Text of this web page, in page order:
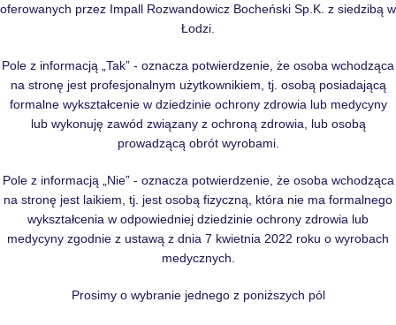
oferowanych przez Impall Rozwandowicz Bocheński Sp.K. z siedzibą w
Łodzi.
Pole z informacją „Tak” - oznacza potwierdzenie, że osoba wchodząca
na stronę jest profesjonalnym użytkownikiem, tj. osobą posiadającą
formalne wykształcenie w dziedzinie ochrony zdrowia lub medycyny
lub wykonuję zawód związany z ochroną zdrowia, lub osobą
prowadzącą obrót wyrobami.
Pole z informacją „Nie” - oznacza potwierdzenie, że osoba wchodząca
na stronę jest laikiem, tj. jest osobą fizyczną, która nie ma formalnego
wykształcenia w odpowiedniej dziedzinie ochrony zdrowia lub
medycyny zgodnie z ustawą z dnia 7 kwietnia 2022 roku o wyrobach
medycznych.
Prosimy o wybranie jednego z poniższych pól